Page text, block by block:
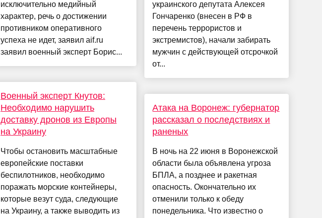
исключительно медийный
характер, речь о достижении
противником оперативного
успеха не идет, заявил aif.ru
заявил военный эксперт Борис...
Военный эксперт Кнутов:
Необходимо нарушить
доставку дронов из Европы
на Украину
Чтобы остановить масштабные
европейские поставки
беспилотников, необходимо
поражать морские контейнеры,
которые везут суда, следующие
на Украину, а также выводить из
украинского депутата Алексея
Гончаренко (внесен в РФ в
перечень террористов и
экстремистов), начали забирать
мужчин с действующей отсрочкой
от...
Атака на Воронеж: губернатор
рассказал о последствиях и
раненых
В ночь на 22 июня в Воронежской
области была объявлена угроза
БПЛА, а позднее и ракетная
опасность. Окончательно их
отменили только к обеду
понедельника. Что известно о